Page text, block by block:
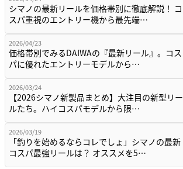
シマノの最新リールを価格帯別に徹底解説！ コ
スパ重視のエントリー機から最先端…
2026/04/23
価格帯別でみるDAIWAの『最新リール』。コス
パに優れたエントリーモデルから…
2026/03/24
【2026シマノ新製品まとめ】大注目の新型リー
ルたち。ハイコスパモデルから限…
2026/03/19
「釣りを始めるならコレでしょ」シマノの最新
コスパ最強リールは？ オススメを5…